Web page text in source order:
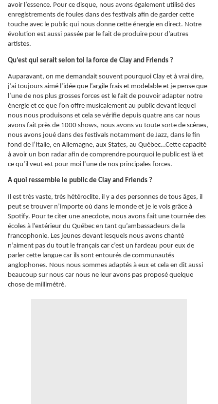
avoir l’essence. Pour ce disque, nous avons également utilisé des
enregistrements de foules dans des festivals afin de garder cette
touche avec le public qui nous donne cette énergie en direct. Notre
évolution est aussi passée par le fait de produire pour d’autres
artistes.
Qu’est qui serait selon toi la force de Clay and Friends ?
Auparavant, on me demandait souvent pourquoi Clay et à vrai dire,
j’ai toujours aimé l’idée que l’argile frais et modelable et je pense que
l’une de nos plus grosses forces est le fait de pouvoir adapter notre
énergie et ce que l’on offre musicalement au public devant lequel
nous nous produisons et cela se vérifie depuis quatre ans car nous
avons fait près de 1000 shows, nous avons vu toute sorte de scènes,
nous avons joué dans des festivals notamment de Jazz, dans le fin
fond de l’Italie, en Allemagne, aux States, au Québec…Cette capacité
à avoir un bon radar afin de comprendre pourquoi le public est là et
ce qu’il veut est pour moi l’une de nos principales forces.
A quoi ressemble le public de Clay and Friends ?
Il est très vaste, très hétéroclite, il y a des personnes de tous âges, il
peut se trouver n’importe où dans le monde et je le vois grâce à
Spotify. Pour te citer une anecdote, nous avons fait une tournée des
écoles à l’extérieur du Québec en tant qu’ambassadeurs de la
francophonie. Les jeunes devant lesquels nous avons chanté
n’aiment pas du tout le français car c’est un fardeau pour eux de
parler cette langue car ils sont entourés de communautés
anglophones. Nous nous sommes adaptés à eux et cela en dit aussi
beaucoup sur nous car nous ne leur avons pas proposé quelque
chose de millimétré.